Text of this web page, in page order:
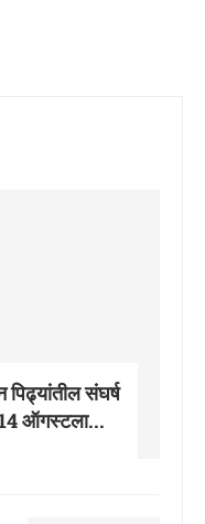
संघर्ष
14 ऑगस्टला...